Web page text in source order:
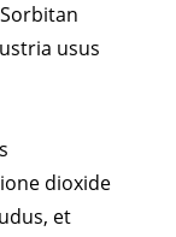
usus
dioxide
et